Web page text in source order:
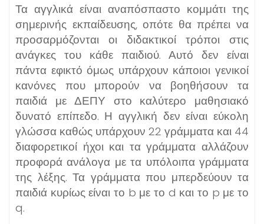
Τα αγγλικά είναι αναπόσπαστο κομμάτι της
σημερινής εκπαίδευσης, οπότε θα πρέπει να
προσαρμόζονται οι διδακτικοί τρόποι στις
ανάγκες του κάθε παιδιού. Αυτό δεν είναι
πάντα εφικτό όμως υπάρχουν κάποιοι γενικοί
κανόνες που μπορούν να βοηθήσουν τα
παιδιά με ΔΕΠΥ στο καλύτερο μαθησιακό
δυνατό επίπεδο. Η αγγλική δεν είναι εύκολη
γλώσσα καθώς υπάρχουν 22 γράμματα και 44
διαφορετικοί ήχοι και τα γράμματα αλλάζουν
προφορά ανάλογα με τα υπόλοιπα γράμματα
της λέξης. Τα γράμματα που μπερδεύουν τα
παιδιά κυρίως είναι το b με το d και το p με το
q.